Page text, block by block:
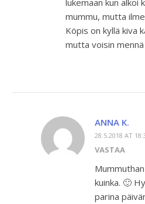
lukemaan kun alkoi
mummu, mutta
Köpis on kyllä kiva
mutta voisin
ANNA K.
28.5.2018 AT
VASTAA
kuinka. 🙂
parina